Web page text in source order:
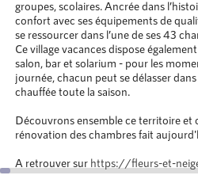
groupes, scolaires. Ancrée dans
confort avec ses équipements de
se ressourcer dans l’une de ses 43
Ce village vacances dispose
salon, bar et solarium - pour les
journée, chacun peut se délasser
chauffée toute la saison.
Découvrons ensemble ce territoire et
rénovation des chambres fait
A retrouver sur https://fleurs-et-